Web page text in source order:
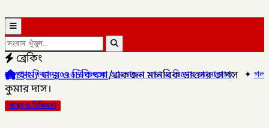
ব্রেকিং
উপলক্ষে আলোচনা সভা ও বিশেষ মোনাজাত,✦গলাচিপায় ১০ পিস
হোম/স্বাস্থ্য ও চিকিৎসা/একজন মানবিক ডাক্তার তাপস
কুমার দাস।
স্বাস্থ্য ও চিকিৎসা